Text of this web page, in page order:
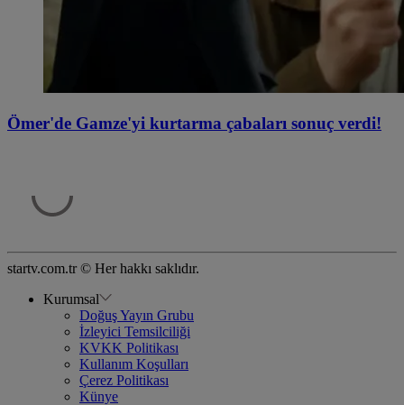
Ömer'de Gamze'yi kurtarma çabaları sonuç verdi!
startv.com.tr © Her hakkı saklıdır.
Kurumsal
Doğuş Yayın Grubu
İzleyici Temsilciliği
KVKK Politikası
Kullanım Koşulları
Çerez Politikası
Künye